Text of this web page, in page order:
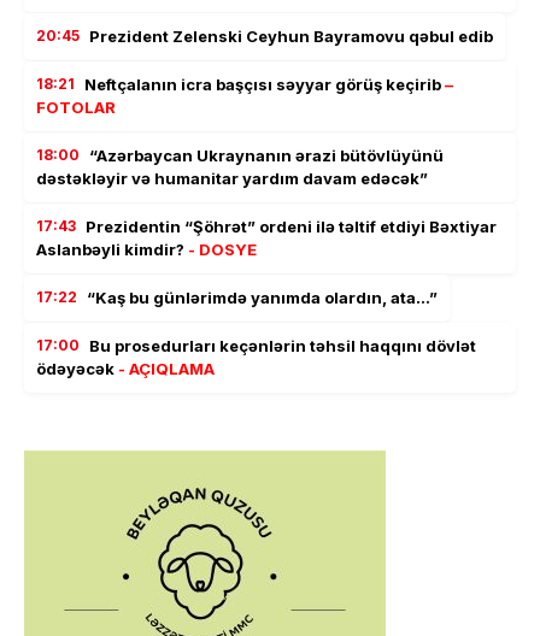
20:45 Prezident Zelenski Ceyhun Bayramovu qəbul edib
18:21 Neftçalanın icra başçısı səyyar görüş keçirib–
FOTOLAR
18:00
“Azərbaycan Ukraynanın ərazi bütövlüyünü
dəstəkləyir və humanitar yardım davam edəcək”
17:43 Prezidentin “Şöhrət” ordeni ilə təltif etdiyi Bəxtiyar
Aslanbəyli kimdir? - DOSYE
17:22 “Kaş bu günlərimdə yanımda olardın, ata…”
17:00
Bu prosedurları keçənlərin təhsil haqqını dövlət
ödəyəcək - AÇIQLAMA